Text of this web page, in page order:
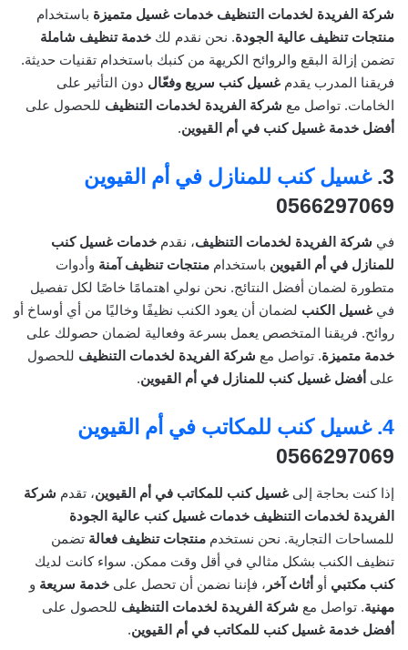
شركة الفريدة لخدمات التنظيف خدمات غسيل متميزة باستخدام
منتجات تنظيف عالية الجودة. نحن نقدم لك خدمة تنظيف شاملة
تضمن إزالة البقع والروائح الكريهة من كنبك باستخدام تقنيات حديثة.
فريقنا المدرب يقدم غسيل كنب سريع وفعّال دون التأثير على
الخامات. تواصل مع شركة الفريدة لخدمات التنظيف للحصول على
أفضل خدمة غسيل كنب في أم القيوين.
3. غسيل كنب للمنازل في أم القيوين
0566297069
في شركة الفريدة لخدمات التنظيف، نقدم خدمات غسيل كنب
للمنازل في أم القيوين باستخدام منتجات تنظيف آمنة وأدوات
متطورة لضمان أفضل النتائج. نحن نولي اهتمامًا خاصًا لكل تفصيل
في غسيل الكنب لضمان أن يعود الكنب نظيفًا وخاليًا من أي أوساخ أو
روائح. فريقنا المتخصص يعمل بسرعة وفعالية لضمان حصولك على
خدمة متميزة. تواصل مع شركة الفريدة لخدمات التنظيف للحصول
على أفضل غسيل كنب للمنازل في أم القيوين.
4. غسيل كنب للمكاتب في أم القيوين
0566297069
إذا كنت بحاجة إلى غسيل كنب للمكاتب في أم القيوين، تقدم شركة
الفريدة لخدمات التنظيف خدمات غسيل كنب عالية الجودة
للمساحات التجارية. نحن نستخدم منتجات تنظيف فعالة تضمن
تنظيف الكنب بشكل مثالي في أقل وقت ممكن. سواء كانت لديك
كنب مكتبي أو أثاث آخر ، فإننا نضمن أن تحصل على خدمة سريعة و
مهنية. تواصل مع شركة الفريدة لخدمات التنظيف للحصول على
أفضل خدمة غسيل كنب للمكاتب في أم القيوين.